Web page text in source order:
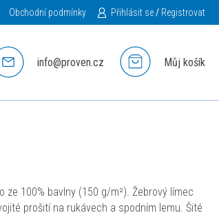
Obchodní podmínky Přihlásit se/ Registrovat
info@proven.cz Můj košík
ze 100% bavlny (150 g/m²). Žebrový límec
prošití na rukávech a spodním lemu. Šité